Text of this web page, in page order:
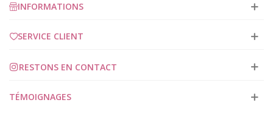
INFORMATIONS
SERVICE CLIENT
RESTONS EN CONTACT
TÉMOIGNAGES